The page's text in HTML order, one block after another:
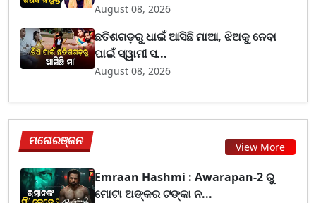
August 08, 2026
ଛତିଶଗଡ଼ରୁ ଧାଇଁ ଆସିଛି ମାଆ, ଝିଅକୁ ନେବା
ପାଇଁ ସ୍ୱାମୀ ସ...
August 08, 2026
ମନୋରଞ୍ଜନ View More
Emraan Hashmi : Awarapan-2 ରୁ
ମୋଟା ଅଙ୍କର ଟଙ୍କା ନ...